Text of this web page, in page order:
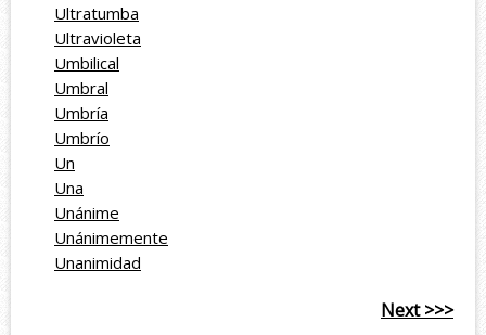
Ultratumba
Ultravioleta
Umbilical
Umbral
Umbría
Umbrío
Un
Una
Unánime
Unánimemente
Unanimidad
Next >>>